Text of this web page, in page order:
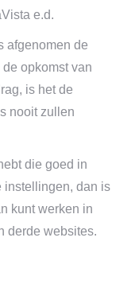
e.d.
afgenomen de
opkomst van
is het de
nooit zullen
die goed in
instellingen, dan is
kunt werken in
derde websites.